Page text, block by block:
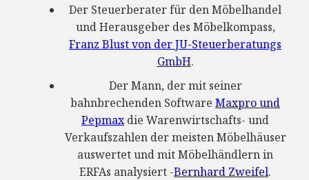
Der Steuerberater für den Möbelhandel
und Herausgeber des Möbelkompass,
Franz Blust von der JU-Steuerberatungs
GmbH.
Der Mann, der mit seiner
bahnbrechenden Software Maxpro und
Pepmaxdie Warenwirtschafts- und
Verkaufszahlen der meisten Möbelhäuser
auswertet und mit Möbelhändlern in
ERFAs analysiert -Bernhard Zweifel.